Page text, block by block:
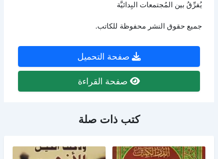
يُفرِّقُ بين المُجتمعات البِدائيَّة
جميع حقوق النشر محفوظة للكاتب.
صفحة التحميل
صفحة القراءة
كتب ذات صلة